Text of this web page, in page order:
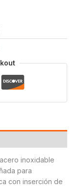
inoxidable
para
con inserción de